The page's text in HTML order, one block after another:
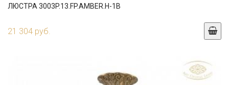
ЛЮСТРА 3003P.13.FP.AMBER.H-1B
21 304 руб.